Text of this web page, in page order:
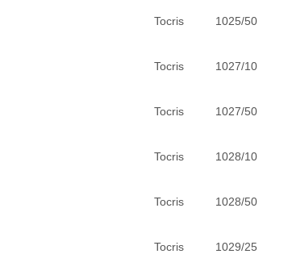
Tocris 1025/50
Tocris 1027/10
Tocris 1027/50
Tocris 1028/10
Tocris 1028/50
Tocris 1029/25